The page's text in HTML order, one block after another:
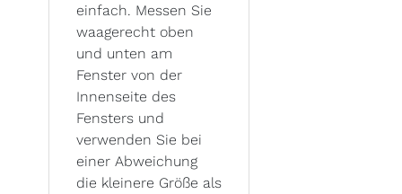
einfach. Messen Sie
waagerecht oben
und unten am
Fenster von der
Innenseite des
Fensters und
verwenden Sie bei
einer Abweichung
die kleinere Größe als